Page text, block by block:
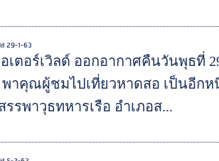
29-1-63
เตอร์เวิลด์ ออกอากาศคืนวันพุธที่
าคุณผู้ชมไปเที่ยวหาดสอ เป็นอีกห
รพาวุธทหารเรือ อำเภอส...